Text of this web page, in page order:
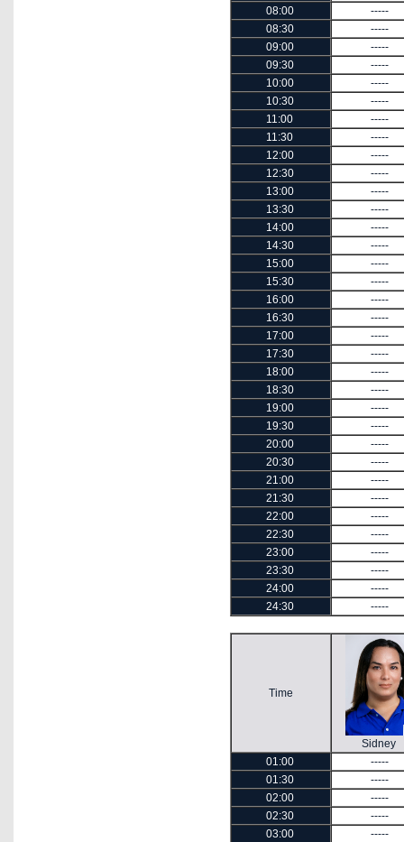
08:00
-----
08:30
-----
09:00
-----
09:30
-----
10:00
-----
10:30
-----
11:00
-----
11:30
-----
12:00
-----
12:30
-----
13:00
-----
13:30
-----
14:00
-----
14:30
-----
15:00
-----
15:30
-----
16:00
-----
16:30
-----
17:00
-----
17:30
-----
18:00
-----
18:30
-----
19:00
-----
19:30
-----
20:00
-----
20:30
-----
21:00
-----
21:30
-----
22:00
-----
22:30
-----
23:00
-----
23:30
-----
24:00
-----
24:30
-----
Time
Sidney
01:00
-----
01:30
-----
02:00
-----
02:30
-----
03:00
-----